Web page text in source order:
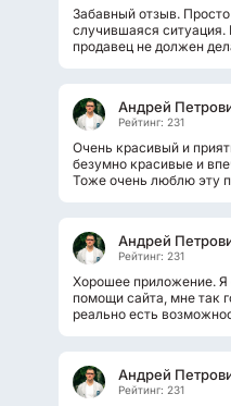
Забавный отзыв.
случившаяся ситуация.
продавец не должен
Андрей
Рейтинг: 231
Очень красивый и
безумно красивые и
Тоже очень люблю эту
Андрей
Рейтинг: 231
Хорошее приложение.
помощи сайта, мне так
реально есть
Андрей
Рейтинг: 231